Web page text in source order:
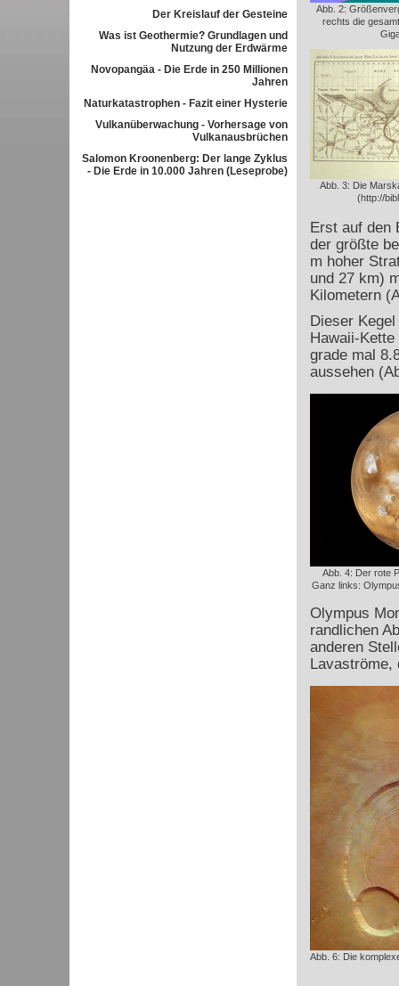
Der Kreislauf der Gesteine
Was ist Geothermie? Grundlagen und
Nutzung der Erdwärme
Novopangäa - Die Erde in 250 Millionen
Jahren
Naturkatastrophen - Fazit einer Hysterie
Vulkanüberwachung - Vorhersage von
Vulkanausbrüchen
Salomon Kroonenberg: Der lange Zyklus
- Die Erde in 10.000 Jahren (Leseprobe)
Abb. 2:
rechts die
Abb. 3: Die
(http://
Erst auf den
der größte
m hoher
und 27 km)
Kilometern
Dieser
Hawaii-
grade mal
aussehen
Abb. 4: Der rote
Ganz links:
Olympus
randlichen
anderen
Lavaströme,
Abb. 6: Die